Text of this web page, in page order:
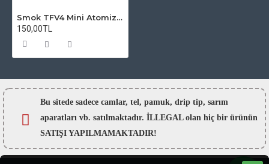
Smok TFV4 Mini Atomizer Camı
150,00TL
Bu sitede sadece camlar, tel, pamuk, drip tip, sarım
aparatları vb. satılmaktadır. İLLEGAL olan hiç bir ürünün
SATIŞI YAPILMAMAKTADIR!